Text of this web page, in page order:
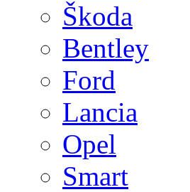
Škoda
Bentley
Ford
Lancia
Opel
Smart